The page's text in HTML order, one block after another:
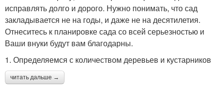
исправлять долго и дорого. Нужно понимать, что сад
закладывается не на годы, и даже не на десятилетия.
Отнеситесь к планировке сада со всей серьезностью и
Ваши внуки будут вам благодарны.
1. Определяемся с количеством деревьев и кустарников
читать дальше →